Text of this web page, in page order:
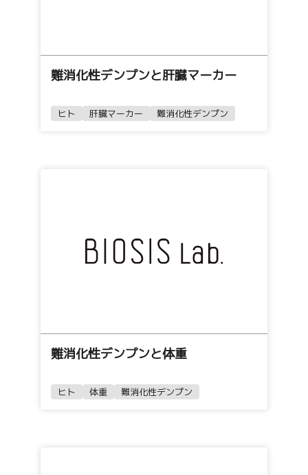
難消化性デンプンと肝臓マーカー
ヒト 肝臓マーカー 難消化性デンプン
難消化性デンプンと体重
ヒト 体重 難消化性デンプン